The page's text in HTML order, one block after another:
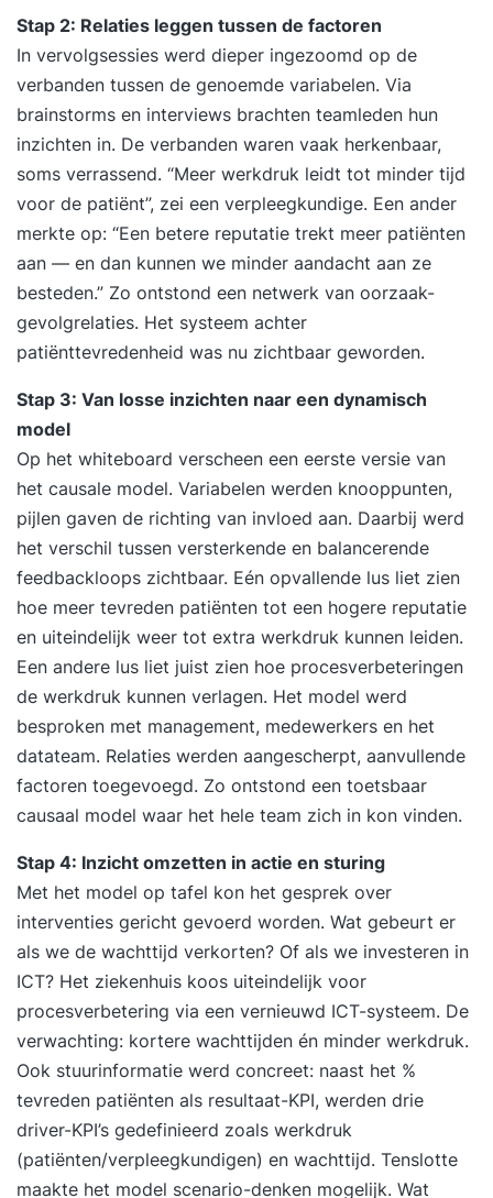
Een high performance cultuur creëren op basis
van veiligheid en transparantie. Eerlijk en
constructief feedback geven vanuit radicale
openheid en betrokkenheid. Vertrouwen
herzien. Formuleren van persoonlijke leerdoelen
en actiepunten voor de komende periode. 17:00
Performance Casus. Analyseren van
teamdynamiek en effectiviteit. Gedrag
doelgericht beïnvloeden richting high
performance. Bouwen aan onderlinge
betrouwbaarheid binnen je team. Je team
motiveren door zingeving en impactvol werk.
Psychologisch eigenaarschap creëren en
versterken. Sturen op verantwoordelijkheid en
aanspreken op resultaten. Jouw GAP-analyse
herzien. Formuleren van persoonlijke leerdoelen
en actiepunten voor de komende periode. 17:00
uur Einde training Dag 4 09:30 uur Start training
Terugkoppeling tussentijdse opdracht: High
Performance Casus. Inzicht krijgen in individuele
performance en ontwikkelbehoeften.
Performance verbeteren door gerichte
ontwikkelstrategieën. Actiegerichte
inzetten voor mens- en resultaatgericht
leiderschap. Jouw persoonlijke leerreis in beeld
brengen. Jouw GAP-analyse herzien. Evaluatie
van de training en opstellen van een persoonlijk
praktijkgericht actieplan. 17:00 uur Einde training
Je training in 3 stappen Stap 1. Je start met een
persoonlijke intake Voorafgaand aan de training
vul je een online intake in. Wil je liever je
persoonlijke leerdoelen toelichten? Dan plannen
we graag een telefonisch intakegesprek met je in.
Op basis van je leerdoelen, achtergrond en
Stap 2: Relaties leggen tussen de factoren
In vervolgsessies werd dieper ingezoomd op de
verbanden tussen de genoemde variabelen. Via
brainstorms en interviews brachten teamleden hun
inzichten in. De verbanden waren vaak herkenbaar,
soms verrassend. “Meer werkdruk leidt tot minder tijd
voor de patiënt”, zei een verpleegkundige. Een ander
merkte op: “Een betere reputatie trekt meer patiënten
aan — en dan kunnen we minder aandacht aan ze
besteden.” Zo ontstond een netwerk van oorzaak-
gevolgrelaties. Het systeem achter
patiënttevredenheid was nu zichtbaar geworden.
Stap 3: Van losse inzichten naar een dynamisch
model
Op het whiteboard verscheen een eerste versie van
het causale model. Variabelen werden knooppunten,
pijlen gaven de richting van invloed aan. Daarbij werd
het verschil tussen versterkende en balancerende
feedbackloops zichtbaar. Eén opvallende lus liet zien
hoe meer tevreden patiënten tot een hogere reputatie
en uiteindelijk weer tot extra werkdruk kunnen leiden.
Een andere lus liet juist zien hoe procesverbeteringen
de werkdruk kunnen verlagen. Het model werd
besproken met management, medewerkers en het
datateam. Relaties werden aangescherpt, aanvullende
factoren toegevoegd. Zo ontstond een toetsbaar
causaal model waar het hele team zich in kon vinden.
Stap 4: Inzicht omzetten in actie en sturing
Met het model op tafel kon het gesprek over
interventies gericht gevoerd worden. Wat gebeurt er
als we de wachttijd verkorten? Of als we investeren in
ICT? Het ziekenhuis koos uiteindelijk voor
procesverbetering via een vernieuwd ICT-systeem. De
verwachting: kortere wachttijden én minder werkdruk.
Ook stuurinformatie werd concreet: naast het %
tevreden patiënten als resultaat-KPI, werden drie
driver-KPI’s gedefinieerd zoals werkdruk
(patiënten/verpleegkundigen) en wachttijd. Tenslotte
maakte het model scenario-denken mogelijk. Wat